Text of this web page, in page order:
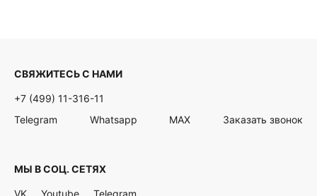
СВЯЖИТЕСЬ С НАМИ
+7 (499) 11-316-11
Telegram
Whatsapp MAX Заказать звонок
МЫ В СОЦ. СЕТЯХ
VK Youtube Telegram